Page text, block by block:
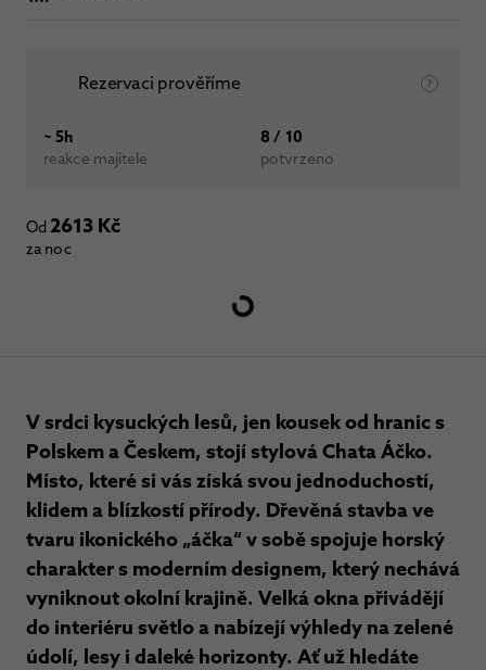
Rezervaci prověříme
~ 5h
reakce majitele
8 / 10
potvrzeno
Od2613 Kč
za noc
V srdci kysuckých lesů, jen kousek od hranic s
Polskem a Českem, stojí stylová Chata Áčko.
Místo, které si vás získá svou jednoduchostí,
klidem a blízkostí přírody. Dřevěná stavba ve
tvaru ikonického „áčka“ v sobě spojuje horský
charakter s moderním designem, který nechává
vyniknout okolní krajině. Velká okna přivádějí
do interiéru světlo a nabízejí výhledy na zelené
údolí, lesy i daleké horizonty. Ať už hledáte